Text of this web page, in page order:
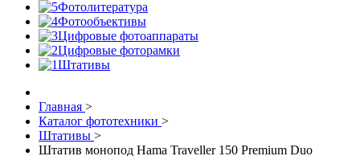
Фотолитература
Фотообъективы
Цифровые фотоаппараты
Цифровые фоторамки
Штативы
Главная >
Каталог фототехники >
Штативы >
Штатив монопод Hama Traveller 150 Premium Duo